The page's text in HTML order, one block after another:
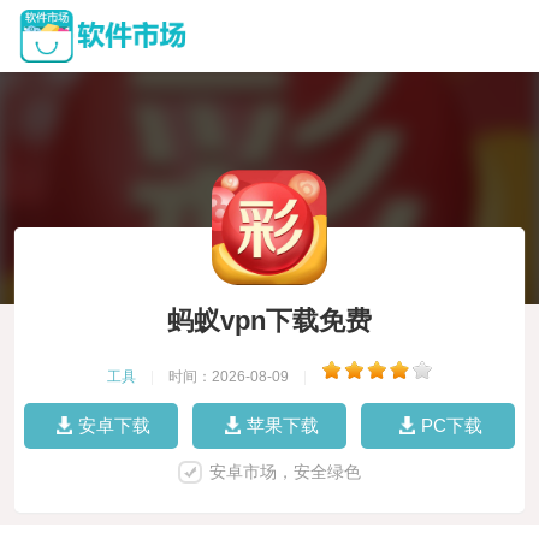
蚂蚁vpn下载免费
工具 时间：2026-08-09
安卓下载 苹果下载 PC下载
安卓市场，安全绿色